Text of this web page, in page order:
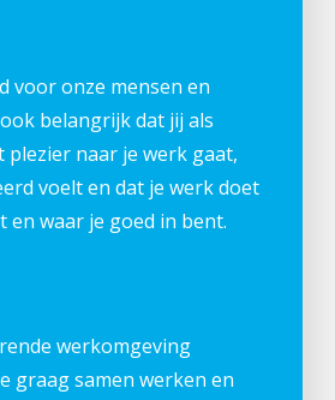
voor onze mensen en
belangrijk dat jij als
plezier naar je werk gaat,
voelt en dat je werk doet
en waar je goed in bent.
werkomgeving
graag samen werken en